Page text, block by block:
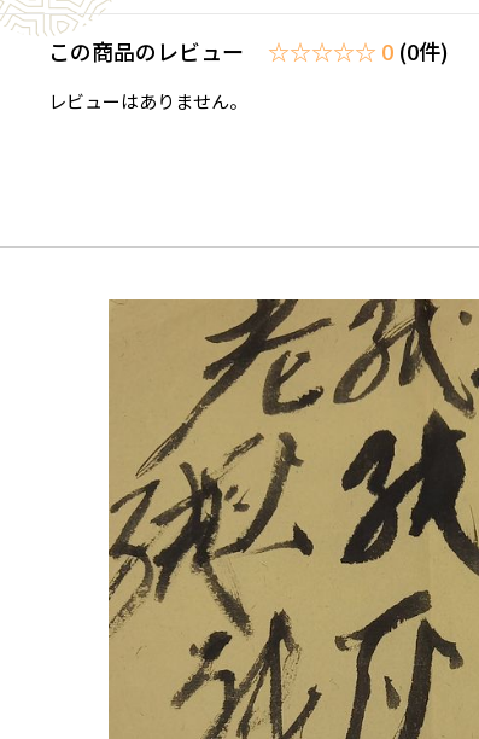
この商品のレビュー ☆☆☆☆☆ 0 (0件)
レビューはありません。